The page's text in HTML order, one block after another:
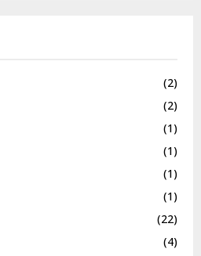
(2)
(2)
(1)
(1)
(1)
(1)
(22)
(4)